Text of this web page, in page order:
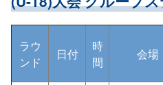
ラウ
ンド
日付
時
間
会場